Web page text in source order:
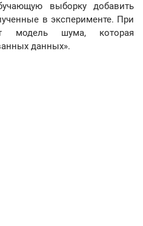
выборку добавить
в эксперименте. При
модель шума, которая
данных».